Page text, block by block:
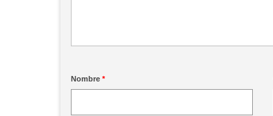
Nombre *